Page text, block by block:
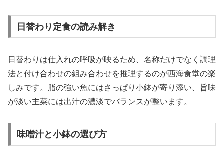
日替わり定食の読み解き
日替わりは仕入れの呼吸が映るため、名称だけでなく調理
法と付け合わせの組み合わせを推理するのが西海食堂の楽
しみです。脂の強い魚にはさっぱり小鉢が寄り添い、旨味
が淡い主菜には出汁の濃淡でバランスが整います。
味噌汁と小鉢の選び方